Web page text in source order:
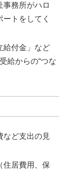
事務所がハロ
トをしてく
給付金」など
給からの“つな
など支出の見
住居費用、保